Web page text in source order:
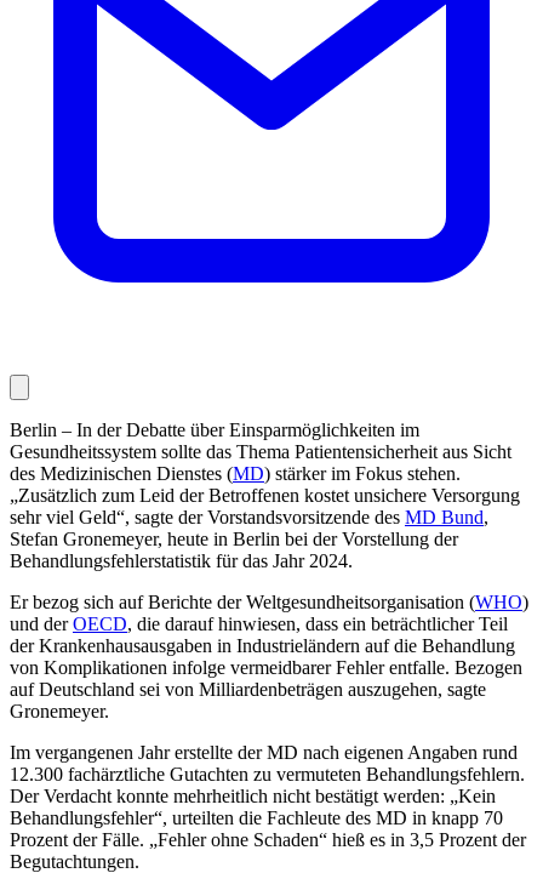
Berlin – In der Debatte über Einsparmöglichkeiten im
Gesundheitssystem sollte das Thema Patientensicherheit aus Sicht
des Medizinischen Dienstes (MD) stärker im Fokus stehen.
„Zusätzlich zum Leid der Betroffenen kostet unsichere Versorgung
sehr viel Geld“, sagte der Vorstandsvorsitzende des MD Bund,
Stefan Gronemeyer, heute in Berlin bei der Vorstellung der
Behandlungsfehlerstatistik für das Jahr 2024.
Er bezog sich auf Berichte der Weltgesundheitsorganisation (WHO)
und derOECD, die darauf hinwiesen, dass ein beträchtlicher Teil
der Krankenhausausgaben in Industrieländern auf die Behandlung
von Komplikationen infolge vermeidbarer Fehler entfalle. Bezogen
auf Deutschland sei von Milliardenbeträgen auszugehen, sagte
Gronemeyer.
Im vergangenen Jahr erstellte der MD nach eigenen Angaben rund
12.300 fachärztliche Gutachten zu vermuteten Behandlungsfehlern.
Der Verdacht konnte mehrheitlich nicht bestätigt werden: „Kein
Behandlungsfehler“, urteilten die Fachleute des MD in knapp 70
Prozent der Fälle. „Fehler ohne Schaden“ hieß es in 3,5 Prozent der
Begutachtungen.